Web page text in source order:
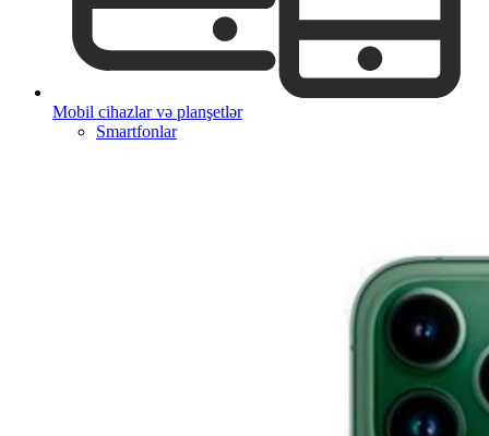
Mobil cihazlar və planşetlər
Smartfonlar